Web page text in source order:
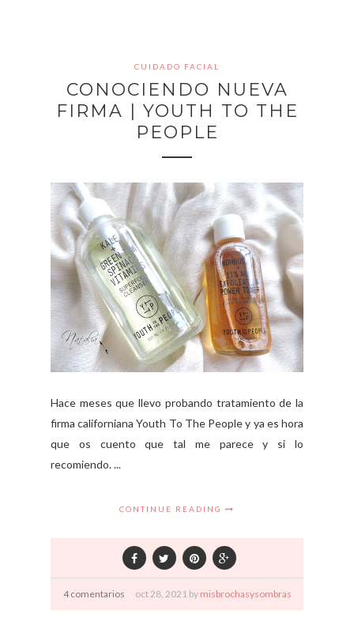
CUIDADO FACIAL
CONOCIENDO NUEVA
FIRMA | YOUTH TO THE
PEOPLE
Hace meses que llevo probando tratamiento de la
firma californiana Youth To The People y ya es hora
que os cuento que tal me parece y si lo
recomiendo. ...
CONTINUE READING
4 comentarios oct28, 2021 by misbrochasysombras